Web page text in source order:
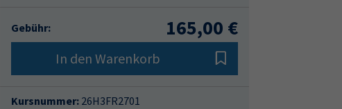
Gebühr: 165,00 €
In den Warenkorb
Kursnummer: 26H3FR2701